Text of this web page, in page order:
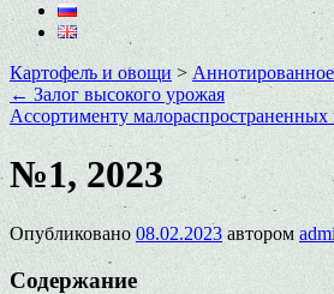
Картофель и овощи >
← Залог высокого урожая
Ассортименту малораспространенных
№1, 2023
Опубликовано 08.02.2023 автором
Содержание